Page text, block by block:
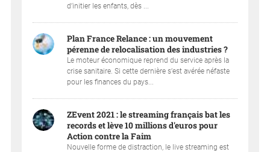
d’initier les enfants, dès ...
Plan France Relance : un mouvement
pérenne de relocalisation des industries ?
Le moteur économique reprend du service après la
crise sanitaire. Si cette dernière s’est avérée néfaste
pour les finances du pays...
ZEvent 2021 : le streaming français bat les
records et lève 10 millions d'euros pour
Action contre la Faim
Nouvelle forme de distraction, le live streaming est